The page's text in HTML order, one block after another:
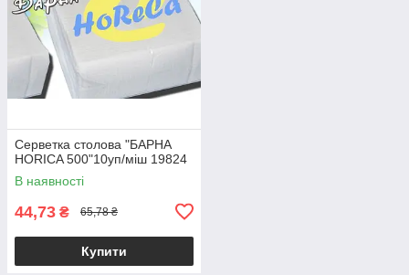
Серветка столова "БАРНА
HORICA 500"10уп/міш 19824
В наявності
44,73 ₴ 65,78 ₴
Купити